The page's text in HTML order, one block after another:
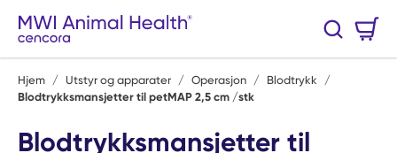
Hopp til hovedinnhold
Søk
Hjem / Utstyr og apparater / Operasjon / Blodtrykk
/
Blodtrykksmansjetter til petMAP 2,5 cm /stk
Blodtrykksmansjetter til